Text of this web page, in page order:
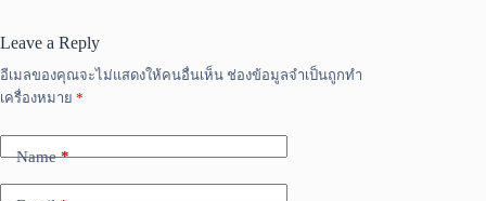
Leave a Reply
อีเมลของคุณจะไม่แสดงให้คนอื่นเห็น ช่องข้อมูลจำเป็นถูกทำ
เครื่องหมาย *
Name*